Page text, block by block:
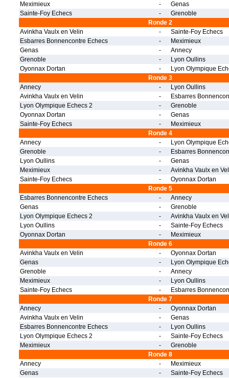
Meximieux
-
Genas
Sainte-Foy Echecs
-
Grenoble
Ronde 2
Avinkha Vaulx en Velin
-
Sainte-Foy Echecs
Esbarres Bonnencontre Echecs
-
Meximieux
Genas
-
Annecy
Grenoble
-
Lyon Oullins
Oyonnax Dortan
-
Lyon Olympique
Ronde 3
Annecy
-
Lyon Oullins
Avinkha Vaulx en Velin
-
Esbarres
Lyon Olympique Echecs 2
-
Grenoble
Oyonnax Dortan
-
Genas
Sainte-Foy Echecs
-
Meximieux
Ronde 4
Annecy
-
Lyon Olympique
Grenoble
-
Esbarres
Lyon Oullins
-
Genas
Meximieux
-
Avinkha Vaulx en
Sainte-Foy Echecs
-
Oyonnax Dortan
Ronde 5
Esbarres Bonnencontre Echecs
-
Annecy
Genas
-
Grenoble
Lyon Olympique Echecs 2
-
Avinkha Vaulx en
Lyon Oullins
-
Sainte-Foy Echecs
Oyonnax Dortan
-
Meximieux
Ronde 6
Avinkha Vaulx en Velin
-
Oyonnax Dortan
Genas
-
Lyon Olympique
Grenoble
-
Annecy
Meximieux
-
Lyon Oullins
Sainte-Foy Echecs
-
Esbarres
Ronde 7
Annecy
-
Oyonnax Dortan
Avinkha Vaulx en Velin
-
Genas
Esbarres Bonnencontre Echecs
-
Lyon Oullins
Lyon Olympique Echecs 2
-
Sainte-Foy Echecs
Meximieux
-
Grenoble
Ronde 8
Annecy
-
Meximieux
Genas
-
Sainte-Foy Echecs